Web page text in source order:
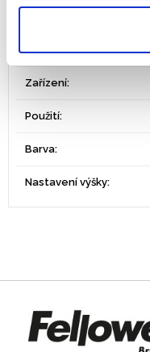
Zařízení:
Použití:
Barva:
Nastavení výšky: